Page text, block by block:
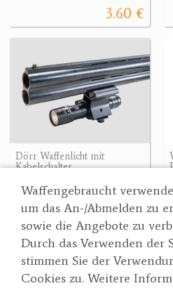
Waffengebraucht
um das An-/Abmelden zu
sowie die Angebote zu
Durch das Verwenden der
stimmen Sie der
Cookies zu. Weitere
3.60 €
Dörr Waffenlicht mit
Kabelschalter
99 €
Suche
Partner
AGBs
Jagd